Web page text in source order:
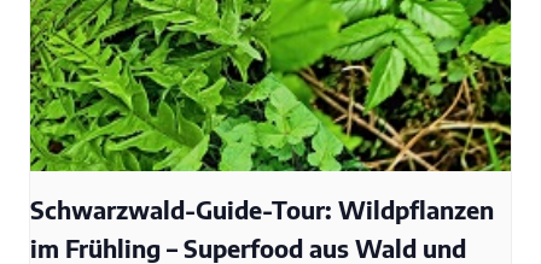
Schwarzwald-Guide-Tour: Wildpflanzen
im Frühling – Superfood aus Wald und